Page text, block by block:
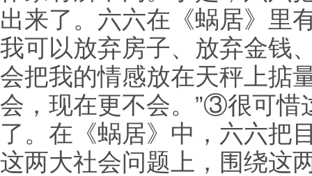
出来了。六六在《蜗居》里
我可以放弃房子、放弃金钱
会把我的情感放在天秤上掂
会，现在更不会。”③很可惜
了。在《蜗居》中，六六把
这两大社会问题上，围绕这